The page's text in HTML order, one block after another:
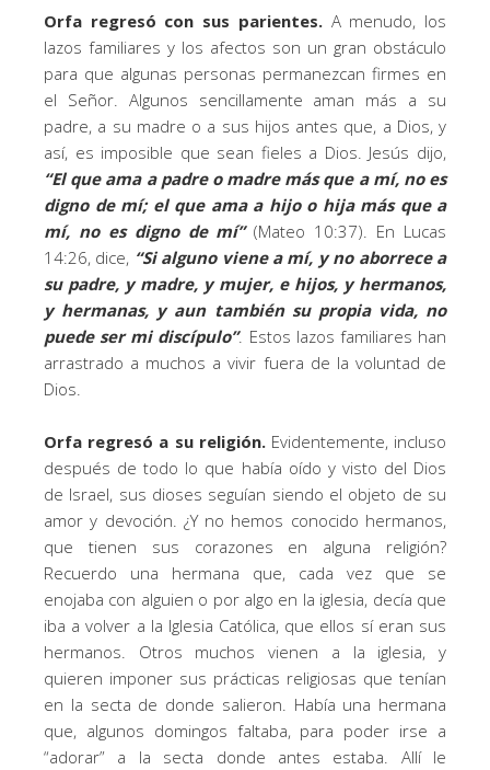
Orfa regresó con sus parientes.A menudo, los
lazos familiares y los afectos son un gran obstáculo
para que algunas personas permanezcan firmes en
el Señor. Algunos sencillamente aman más a su
padre, a su madre o a sus hijos antes que, a Dios, y
así, es imposible que sean fieles a Dios. Jesús dijo,
“El que ama a padre o madre más que a mí, no es
digno de mí; el que ama a hijo o hija más que a
mí, no es digno de mí”(Mateo 10:37). En Lucas
14:26, dice, “Si alguno viene a mí, y no aborrece a
su padre, y madre, y mujer, e hijos, y hermanos,
y hermanas, y aun también su propia vida, no
puede ser mi discípulo”. Estos lazos familiares han
arrastrado a muchos a vivir fuera de la voluntad de
Dios.
Orfa regresó a su religión. Evidentemente, incluso
después de todo lo que había oído y visto del Dios
de Israel, sus dioses seguían siendo el objeto de su
amor y devoción. ¿Y no hemos conocido hermanos,
que tienen sus corazones en alguna religión?
Recuerdo una hermana que, cada vez que se
enojaba con alguien o por algo en la iglesia, decía que
iba a volver a la Iglesia Católica, que ellos sí eran sus
hermanos. Otros muchos vienen a la iglesia, y
quieren imponer sus prácticas religiosas que tenían
en la secta de donde salieron. Había una hermana
que, algunos domingos faltaba, para poder irse a
“adorar” a la secta donde antes estaba. Allí le